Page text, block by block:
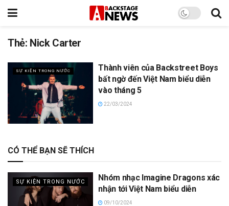
Thẻ: Nick Carter
SỰ KIỆN TRONG NƯỚC
Thành viên của Backstreet Boys
bất ngờ đến Việt Nam biểu diễn
vào tháng 5
22/03/2024
CÓ THỂ BẠN SẼ THÍCH
SỰ KIỆN TRONG NƯỚC
Nhóm nhạc Imagine Dragons xác
nhận tới Việt Nam biểu diễn
09/10/2024